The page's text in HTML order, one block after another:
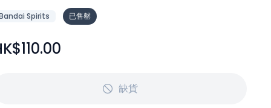
Spirits 已售罄
缺貨